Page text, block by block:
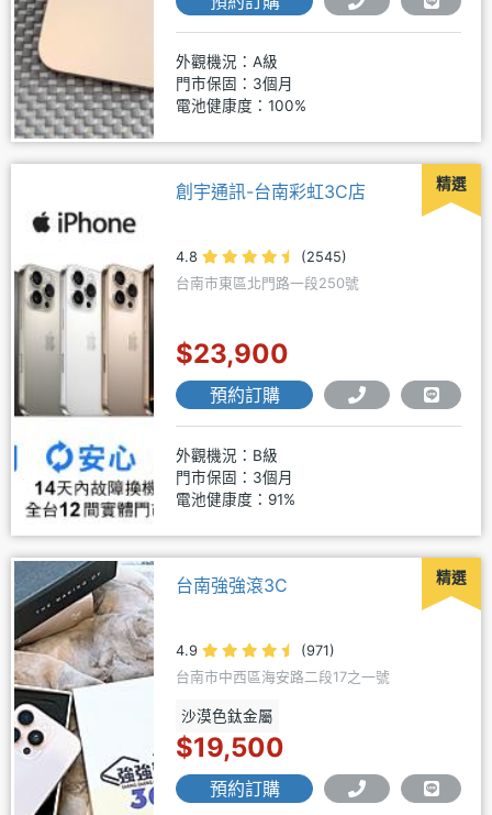
外觀機況：A級
門市保固：3個月
電池健康度：100%
精選
創宇通訊-台南彩虹3C店
4.8
(2545)
台南市東區北門路一段250號
$23,900
預約訂購
外觀機況：B級
門市保固：3個月
電池健康度：91%
精選
台南強強滾3C
4.9
(971)
台南市中西區海安路二段17之一號
沙漠色鈦金屬
$19,500
預約訂購